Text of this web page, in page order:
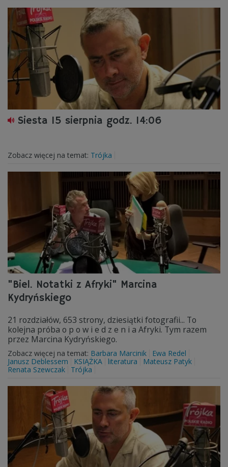
Siesta 15 sierpnia godz. 14:06
Zobacz więcej na temat: Trójka
"Biel. Notatki z Afryki" Marcina
Kydryńskiego
21 rozdziałów, 653 strony, dziesiątki fotografii... To
kolejna próba o p o w i e d z e n i a Afryki. Tym razem
przez Marcina Kydryńskiego.
Zobacz więcej na temat: Barbara Marcinik
Ewa Redel
Janusz Deblessem
KSIĄŻKA literatura
Mateusz Patyk
Renata Szewczak
Trójka